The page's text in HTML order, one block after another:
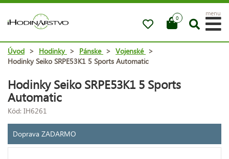
0
menu
Úvod > Hodinky > Pánske > Vojenské >
Hodinky Seiko SRPE53K1 5 Sports Automatic
Hodinky Seiko SRPE53K1 5 Sports
Automatic
Kód: IH6261
Doprava ZADARMO